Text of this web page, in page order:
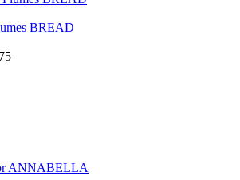
BREAD